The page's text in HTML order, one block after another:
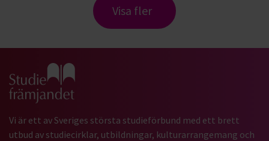
Visa fler
Gå till studiefrämjandets startsida
Vi är ett av Sveriges största studieförbund med ett brett
utbud av studiecirklar, utbildningar, kulturarrangemang och